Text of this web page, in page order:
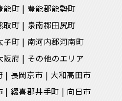
能町
豊能郡能勢町
取町
泉南郡田尻町
子町
南河内郡河南町
阪府
その他のエリア
長岡京市
大和高田市
綴喜郡井手町
向日市